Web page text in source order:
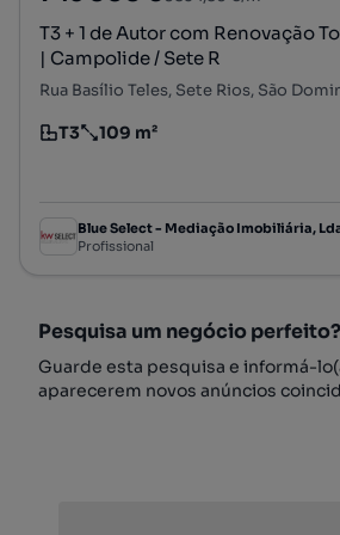
T3 + 1 de Autor com Renovação
| Campolide / Sete R
Tipologia
T3
Preço por metro quadrado
109 m²
Blue Select - Mediação Imobiliária,
Profissional
Pesquisa um negócio perfeito?
Guarde esta pesquisa e informá-
aparecerem novos anúncios